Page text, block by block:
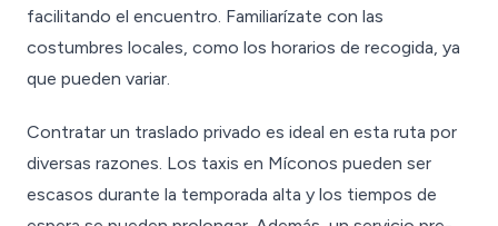
facilitando el encuentro. Familiarízate con las
costumbres locales, como los horarios de recogida, ya
que pueden variar.
Contratar un traslado privado es ideal en esta ruta por
diversas razones. Los taxis en Míconos pueden ser
escasos durante la temporada alta y los tiempos de